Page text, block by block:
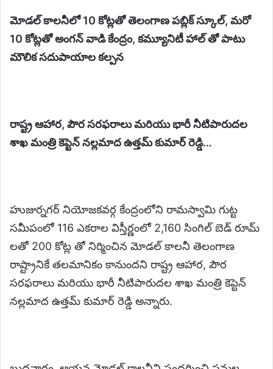
మోడల్ కాలనీలో 10 కోట్లతో తెలంగాణ పబ్లిక్ స్కూల్, మరో
10 కోట్లతో అంగన్ వాడి కేంద్రం, కమ్యూనిటీ హాల్ తో పాటు
మౌలిక సదుపాయాల కల్పన
రాష్ట్ర ఆహార, పౌర సరఫరాలు మరియు భారీ నీటిపారుదల
శాఖ మంత్రి కెప్టెన్ నల్లమాద ఉత్తమ్ కుమార్ రెడ్డి…
హుజుర్నగర్ నియోజకవర్గ కేంద్రంలోని రామస్వామి గుట్ట
సమీపంలో 116 ఎకరాల విస్తీర్ణంలో 2,160 సింగిల్ బెడ్ రూమ్
లతో 200 కోట్ల తో నిర్మించిన మోడల్ కాలనీ తెలంగాణ
రాష్ట్రానికే తలమానికం కానుందని రాష్ట్ర ఆహార, పౌర
సరఫరాలు మరియు భారీ నీటిపారుదల శాఖ మంత్రి కెప్టెన్
నల్లమాద ఉత్తమ్ కుమార్ రెడ్డి అన్నారు.